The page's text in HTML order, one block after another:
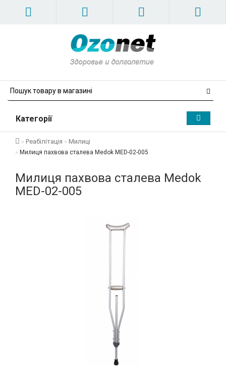
Категорії
Реабілітація Милиці
Милиця пахвова сталева Medok MED-02-005
Милиця пахвова сталева Medok
MED-02-005